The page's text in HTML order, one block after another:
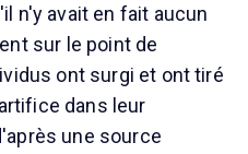
n'y avait en fait aucun
sur le point de
ont surgi et ont tiré
dans leur
une source